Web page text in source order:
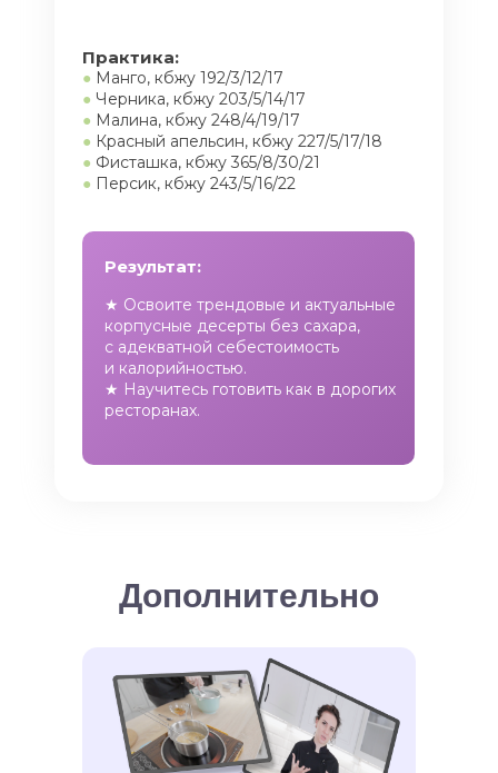
Практика:
● Манго, кбжу 192/3/12/17
● Черника, кбжу 203/5/14/17
● Малина, кбжу 248/4/19/17
● Красный апельсин, кбжу 227/5/17/18
● Фисташка, кбжу 365/8/30/21
● Персик, кбжу 243/5/16/22
Результат:
★ Освоите трендовые и актуальные
корпусные десерты без сахара,
с адекватной себестоимость
и калорийностью.
★ Научитесь готовить как в дорогих
ресторанах.
Дополнительно